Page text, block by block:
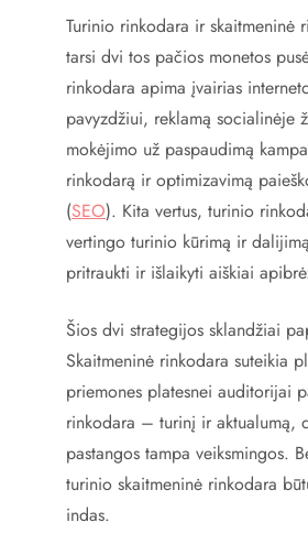
Turinio rinkodara ir skaitmeninė
tarsi dvi tos pačios monetos
rinkodara apima įvairias
pavyzdžiui, reklamą socialinėje
mokėjimo už paspaudimą
rinkodarą ir optimizavimą
(SEO). Kita vertus, turinio
vertingo turinio kūrimą ir
pritraukti ir išlaikyti aiškiai
Šios dvi strategijos sklandžiai
Skaitmeninė rinkodara suteikia
priemones platesnei auditorijai
rinkodara – turinį ir aktualumą,
pastangos tampa veiksmingos.
turinio skaitmeninė rinkodara
indas.